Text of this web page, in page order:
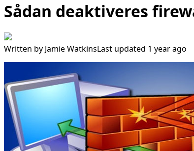
Sådan deaktiveres
Written by Jamie WatkinsLast updated 1 year ago